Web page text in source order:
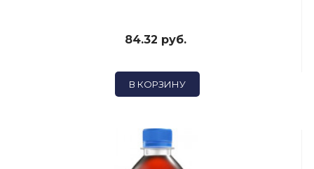
84.32 руб.
В КОРЗИНУ